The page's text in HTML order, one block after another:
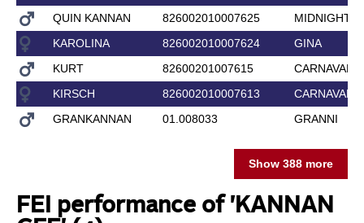
QUIN KANNAN
826002010007625
MIDNIGHT
KAROLINA
826002010007624
GINA
KURT
82600201007615
CARNAVAL
KIRSCH
826002010007613
CARNAVAL
GRANKANNAN
01.008033 GRANNI
Show 388 more
FEI performance of 'KANNAN